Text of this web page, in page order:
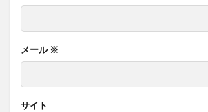
メール ※
サイト